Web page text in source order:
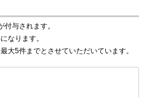
与されます。
なります。
大5件までとさせていただいています。